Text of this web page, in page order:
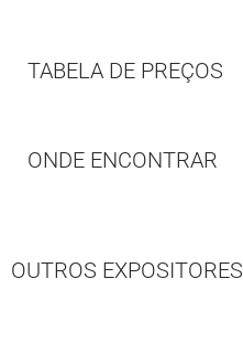
TABELA DE PREÇOS
ONDE ENCONTRAR
OUTROS EXPOSITORES